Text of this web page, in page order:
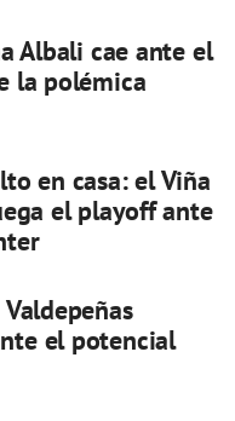
Albali cae ante el
la polémica
en casa: el Viña
el playoff ante
el potencial